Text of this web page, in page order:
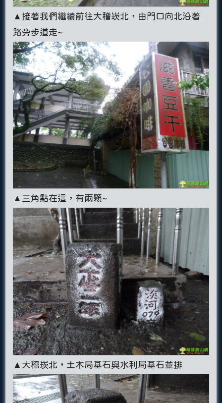
▲接著我們繼續前往大稽崁北，由門口向北沿著
路旁步道走~
▲三角點在這，有兩顆~
▲大稽崁北，土木局基石與水利局基石並排